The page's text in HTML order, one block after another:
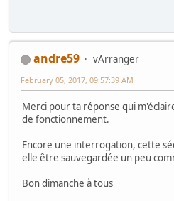
andre59
vArranger
February 05, 2017, 09:57:39 AM
Merci pour ta réponse qui
de fonctionnement.
Encore une interrogation, cette
elle être sauvegardée un peu
Bon dimanche à tous